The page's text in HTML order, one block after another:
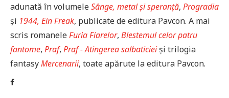
adunată în volumeleSânge, metal și speranță, Progradia
și 1944, Ein Freak, publicate de editura Pavcon. A mai
scris romaneleFuria Fiarelor, Blestemul celor patru
fantome, Praf, Praf - Atingerea salbaticieiși trilogia
fantasyMercenarii, toate apărute la editura Pavcon.